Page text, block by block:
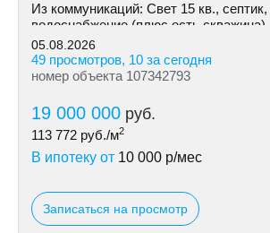
Из коммуникаций: Cвeт 15 кв.,
водоснабжение (плюс есть скважина),
ближайшее время возможно
05.08.2026
49 просмотров, 10 за сегодня
номер объекта 107342793
19 000 000 руб.
113 772 руб./м2
В ипотеку от 10 000 р/мес
Записаться на просмотр